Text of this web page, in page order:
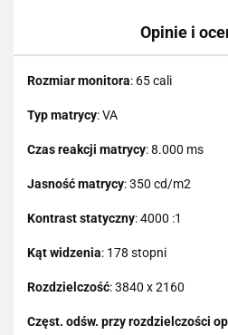
Opinie i
Rozmiar monitora: 65 cali
Typ matrycy: VA
Czas reakcji matrycy: 8.000 ms
Jasność matrycy: 350 cd/m2
Kontrast statyczny: 4000 :1
Kąt widzenia: 178 stopni
Rozdzielczość: 3840 x 2160
Częst. odśw. przy rozdzielczości